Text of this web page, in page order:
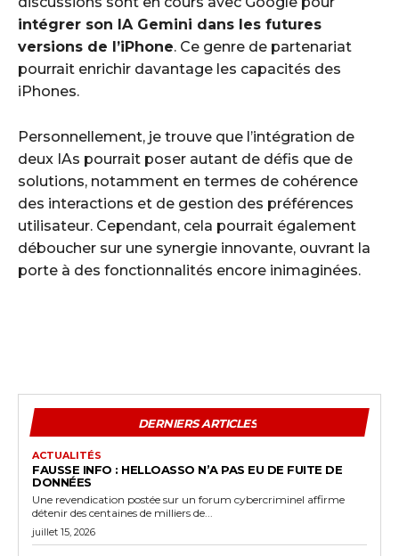
intégrer son IA Gemini dans les futures
versions de l’iPhone. Ce genre de partenariat
pourrait enrichir davantage les capacités des
iPhones.
Personnellement, je trouve que l’intégration de
deux IAs pourrait poser autant de défis que de
solutions, notamment en termes de cohérence
des interactions et de gestion des préférences
utilisateur. Cependant, cela pourrait également
déboucher sur une synergie innovante, ouvrant la
porte à des fonctionnalités encore inimaginées.
DERNIERS ARTICLES
ACTUALITÉS
FAUSSE INFO : HELLOASSO N’A PAS EU DE FUITE DE
DONNÉES
Une revendication postée sur un forum cybercriminel affirme
détenir des centaines de milliers de...
juillet 15, 2026